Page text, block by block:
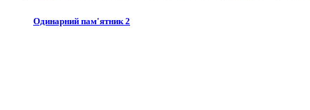
Одинарний пам'ятник 2